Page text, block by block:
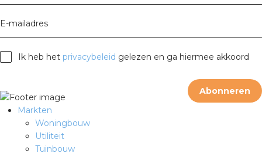
E-mailadres
Ik heb het privacybeleid gelezen en ga hiermee akkoord
Abonneren
Markten
Woningbouw
Utiliteit
Tuinbouw